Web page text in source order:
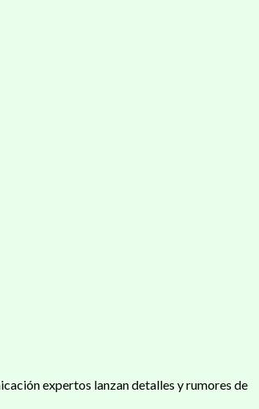
expertos lanzan detalles y rumores de